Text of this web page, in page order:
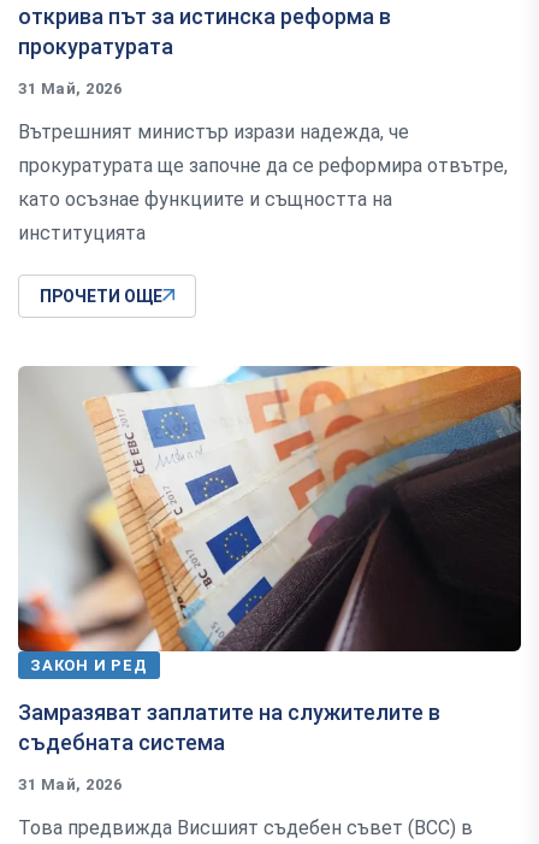
открива път за истинска реформа в
прокуратурата
31 Май, 2026
Вътрешният министър изрази надежда, че
прокуратурата ще започне да се реформира отвътре,
като осъзнае функциите и същността на
институцията
ПРОЧЕТИ ОЩЕ
ЗАКОН И РЕД
Замразяват заплатите на служителите в
съдебната система
31 Май, 2026
Това предвижда Висшият съдебен съвет (ВСС) в